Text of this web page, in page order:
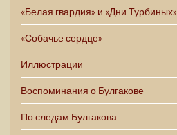
«Белая гвардия» и «Дни Турбиных»
«Собачье сердце»
Иллюстрации
Воспоминания о Булгакове
По следам Булгакова